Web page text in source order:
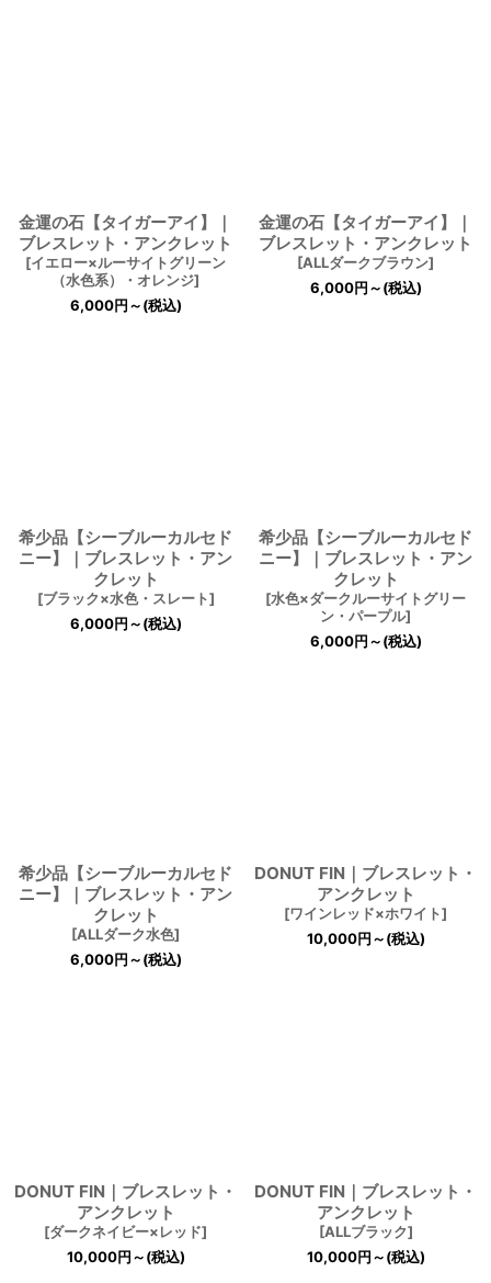
金運の石【タイガーアイ】｜
ブレスレット・アンクレット
[イエロー×ルーサイトグリーン
（水色系）・オレンジ]
6,000円～(税込)
金運の石【タイガーアイ】｜
ブレスレット・アンクレット
[ALLダークブラウン]
6,000円～(税込)
希少品【シーブルーカルセド
ニー】｜ブレスレット・アン
クレット
[ブラック×水色・スレート]
6,000円～(税込)
希少品【シーブルーカルセド
ニー】｜ブレスレット・アン
クレット
[水色×ダークルーサイトグリー
ン・パープル]
6,000円～(税込)
希少品【シーブルーカルセド
ニー】｜ブレスレット・アン
クレット
[ALLダーク水色]
6,000円～(税込)
DONUT FIN｜ブレスレット・
アンクレット
[ワインレッド×ホワイト]
10,000円～(税込)
DONUT FIN｜ブレスレット・
アンクレット
[ダークネイビー×レッド]
10,000円～(税込)
DONUT FIN｜ブレスレット・
アンクレット
[ALLブラック]
10,000円～(税込)